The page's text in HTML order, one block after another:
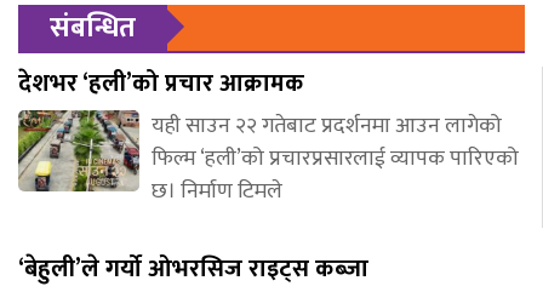
संबन्धित
देशभर ‘हली’को प्रचार आक्रामक
यही साउन २२ गतेबाट प्रदर्शनमा आउन लागेको
फिल्म ‘हली’को प्रचारप्रसारलाई व्यापक पारिएको
छ। निर्माण टिमले
‘बेहुली’ले गर्यो ओभरसिज राइट्स कब्जा